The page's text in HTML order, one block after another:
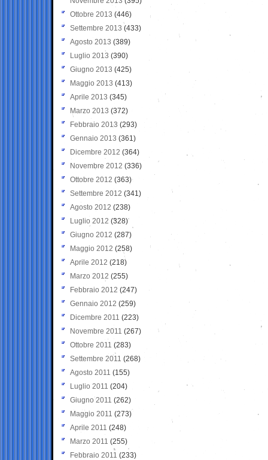
Ottobre 2013 (446)
Settembre 2013 (433)
Agosto 2013 (389)
Luglio 2013 (390)
Giugno 2013 (425)
Maggio 2013 (413)
Aprile 2013 (345)
Marzo 2013 (372)
Febbraio 2013 (293)
Gennaio 2013 (361)
Dicembre 2012 (364)
Novembre 2012 (336)
Ottobre 2012 (363)
Settembre 2012 (341)
Agosto 2012 (238)
Luglio 2012 (328)
Giugno 2012 (287)
Maggio 2012 (258)
Aprile 2012 (218)
Marzo 2012 (255)
Febbraio 2012 (247)
Gennaio 2012 (259)
Dicembre 2011 (223)
Novembre 2011 (267)
Ottobre 2011 (283)
Settembre 2011 (268)
Agosto 2011 (155)
Luglio 2011 (204)
Giugno 2011 (262)
Maggio 2011 (273)
Aprile 2011 (248)
Marzo 2011 (255)
Febbraio 2011 (233)